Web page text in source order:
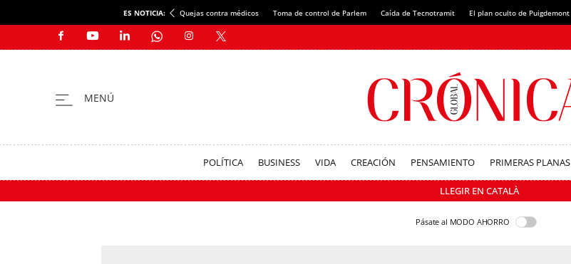
ES NOTICIA: Quejas contra médicos Toma de control de Parlem Caída de Tecnotramit El plan oculto de Puigdemont
POLÍTICA BUSINESS VIDA CREACIÓN PENSAMIENTO PRIMERAS PLANAS
LLEGIR EN CATALÀ
Pásate al MODO AHORRO